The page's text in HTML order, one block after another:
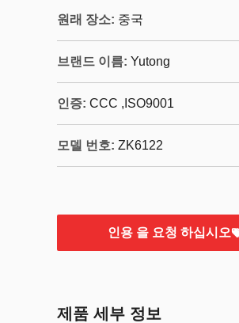
원래 장소: 중국
브랜드 이름: Yutong
인증: CCC ,ISO9001
모델 번호: ZK6122
인용 을 요청 하십시오
제품 세부 정보